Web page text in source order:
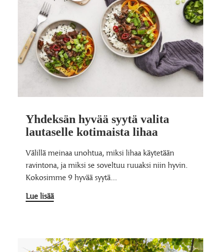
Yhdeksän hyvää syytä valita
lautaselle kotimaista lihaa
Välillä meinaa unohtua, miksi lihaa käytetään
ravintona, ja miksi se soveltuu ruuaksi niin hyvin.
Kokosimme 9 hyvää syytä…
Lue lisää